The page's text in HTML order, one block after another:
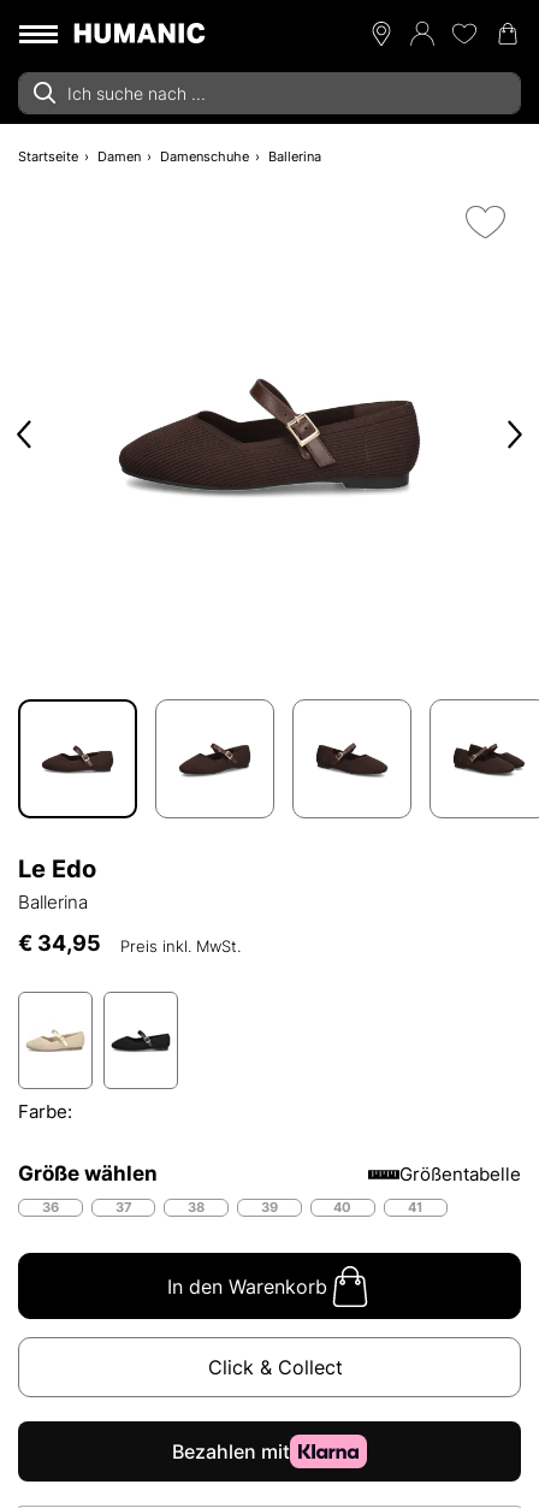
Startseite Damen Damenschuhe Ballerina
Le Edo
Ballerina
€ 34,95 Preis inkl. MwSt.
Farbe:
Größe wählen Größentabelle
36 37 38 39 40 41
In den Warenkorb
Click & Collect